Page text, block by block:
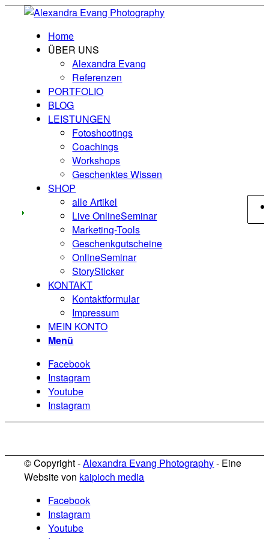
Home
ÜBER UNS
Alexandra Evang
Referenzen
PORTFOLIO
BLOG
LEISTUNGEN
Fotoshootings
Coachings
Workshops
Geschenktes Wissen
SHOP
alle Artikel
Live OnlineSeminar
Marketing-Tools
Geschenkgutscheine
OnlineSeminar
StorySticker
KONTAKT
Kontaktformular
Impressum
MEIN KONTO
Menü
Facebook
Instagram
Youtube
Instagram
© Copyright -Alexandra Evang Photography- Eine
Website von kaipioch media
Facebook
Instagram
Youtube